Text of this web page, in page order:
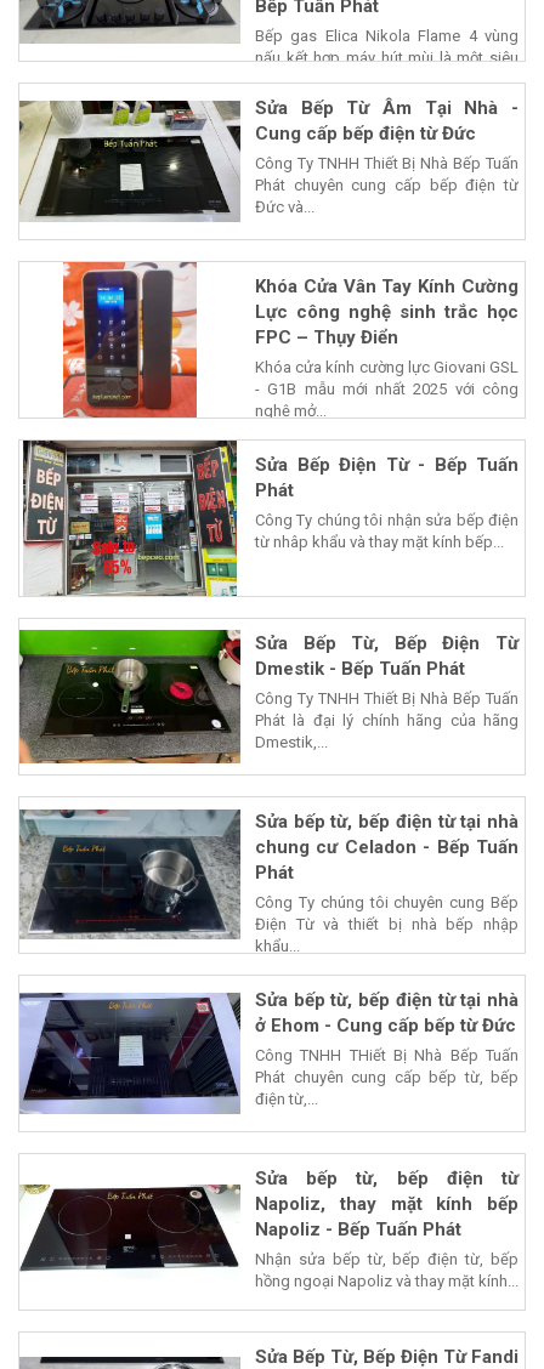
Bếp Tuấn Phát
Bếp gas Elica Nikola Flame 4 vùng
nấu kết hợp máy hút mùi là một siêu
phẩm của...
Sửa Bếp Từ Âm Tại Nhà -
Cung cấp bếp điện từ Đức
Công Ty TNHH Thiết Bị Nhà Bếp Tuấn
Phát chuyên cung cấp bếp điện từ
Đức và...
Khóa Cửa Vân Tay Kính Cường
Lực công nghệ sinh trắc học
FPC – Thụy Điển
Khóa cửa kính cường lực Giovani GSL
- G1B mẫu mới nhất 2025 với công
nghệ mở...
Sửa Bếp Điện Từ - Bếp Tuấn
Phát
Công Ty chúng tôi nhận sửa bếp điện
từ nhâp khẩu và thay mặt kính bếp...
Sửa Bếp Từ, Bếp Điện Từ
Dmestik - Bếp Tuấn Phát
Công Ty TNHH Thiết Bị Nhà Bếp Tuấn
Phát là đại lý chính hãng của hãng
Dmestik,...
Sửa bếp từ, bếp điện từ tại nhà
chung cư Celadon - Bếp Tuấn
Phát
Công Ty chúng tôi chuyên cung Bếp
Điện Từ và thiết bị nhà bếp nhập
khẩu...
Sửa bếp từ, bếp điện từ tại nhà
ở Ehom - Cung cấp bếp từ Đức
Công TNHH THiết Bị Nhà Bếp Tuấn
Phát chuyên cung cấp bếp từ, bếp
điện từ,...
Sửa bếp từ, bếp điện từ
Napoliz, thay mặt kính bếp
Napoliz - Bếp Tuấn Phát
Nhận sửa bếp từ, bếp điện từ, bếp
hồng ngoại Napoliz và thay mặt kính...
Sửa Bếp Từ, Bếp Điện Từ Fandi